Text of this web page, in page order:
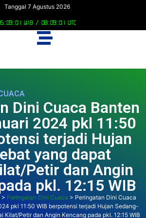
Tanggal 7 Agustus 2026
15:09:02 WIB / 08:09:02 UTC
Dini Cuaca Banten
2024 pkl 11:50
terjadi Hujan
yang dapat
Petir dan Angin
pkl. 12:15 WIB
> Peringatan Dini Cuaca > Peringatan Dini Cuaca
pkl 11:50 WIB berpotensi terjadi Hujan Sedang-
Kilat/Petir dan Angin Kencang pada pkl. 12:15 WIB